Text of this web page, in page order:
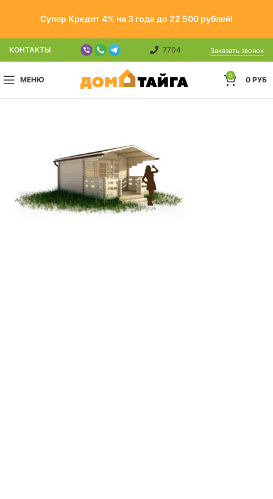
Супер Кредит 4% на 3 года до 22 500 рублей!
КОНТАКТЫ 7704 Заказать звонок
МЕНЮ 0 0 РУБ